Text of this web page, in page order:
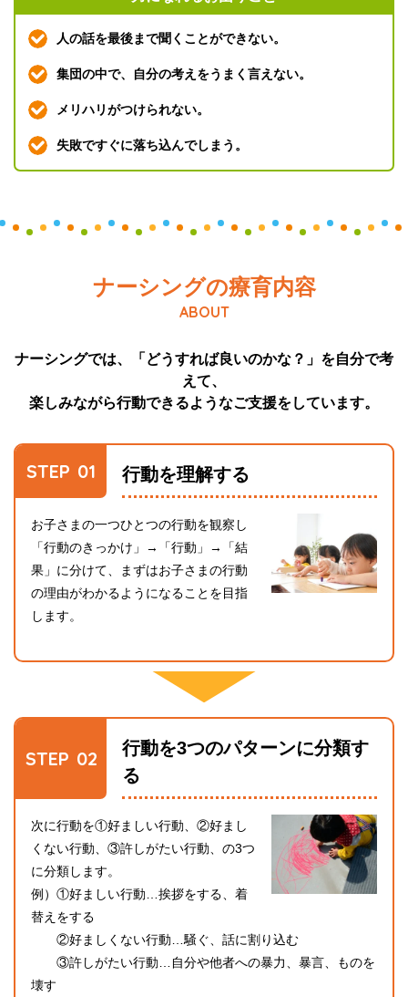
人の話を最後まで聞くことができない。
集団の中で、自分の考えをうまく言えない。
メリハリがつけられない。
失敗ですぐに落ち込んでしまう。
ナーシングの療育内容
ABOUT
ナーシングでは、「どうすれば良いのかな？」を自分で考
えて、
楽しみながら行動できるようなご支援をしています。
STEP 行動を理解する
お子さまの一つひとつの行動を観察し
「行動のきっかけ」→「行動」→「結
果」に分けて、まずはお子さまの行動
の理由がわかるようになることを目指
します。
STEP
行動を3つのパターンに分類す
る
次に行動を①好ましい行動、②好まし
くない行動、③許しがたい行動、の3つ
に分類します。
例）①好ましい行動…挨拶をする、着
替えをする
②好ましくない行動…騒ぐ、話に割り込む
③許しがたい行動…自分や他者への暴力、暴言、ものを
壊す